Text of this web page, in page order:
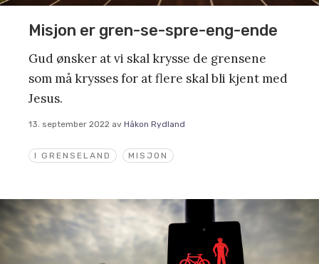
I GRENSELAND MISJON
Misjon er gren-se-spre-eng-ende
Gud ønsker at vi skal krysse de grensene
som må krysses for at flere skal bli kjent med
Jesus.
13. september 2022 av Håkon Rydland